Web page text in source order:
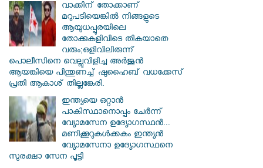
വാക്കിന് തോക്കാണ്
മറുപടിയെങ്കിൽ നിങ്ങളുടെ
ആയുധപ്പുരയിലെ
തോക്കുകളിവിടെ തികയാതെ
വരും;ഒളിവിലിരുന്ന്
പൊലീസിനെ വെല്ലുവിളിച്ച അർജുൻ
ആയങ്കിയെ പിന്തുണച്ച് ഷുഹൈബ് വധക്കേസ്
പ്രതി ആകാശ് തില്ലങ്കേരി.
ഇന്ത്യയെ ഒറ്റാൻ
പാകിസ്ഥാനൊപ്പം ചേർന്ന്
വ്യോമസേന ഉദ്യോ​ഗസ്ഥൻ...
മണിക്കൂറുകൾക്കകം ഇന്ത്യൻ
വ്യോമസേനാ ഉദ്യോഗസ്ഥനെ
സുരക്ഷാ സേന പൂട്ടി